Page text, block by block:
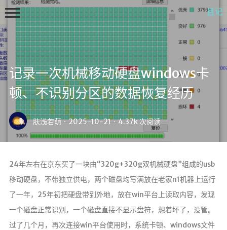
记录一次机械移动硬盘windows卡
顿、不识别分区的数据恢复经历
肤浅若萌 · 2025-10-21 · 4.37k 次阅读
24年左右在京东买了一块由“320g+320g双机械硬盘”组成的usb
移动硬盘，不带独立供电，两个磁盘均写满放在老家n1机器上运行
了一年，25年初把硬盘带到外地，放在win平台上读取内容，发现
一个磁盘正常识别，一个磁盘直接不显示盘符，想着坏了，没管。
过了几个月，再次连接win平台使用时，系统卡顿、windows文件
首页
docker
微语
开往
我？